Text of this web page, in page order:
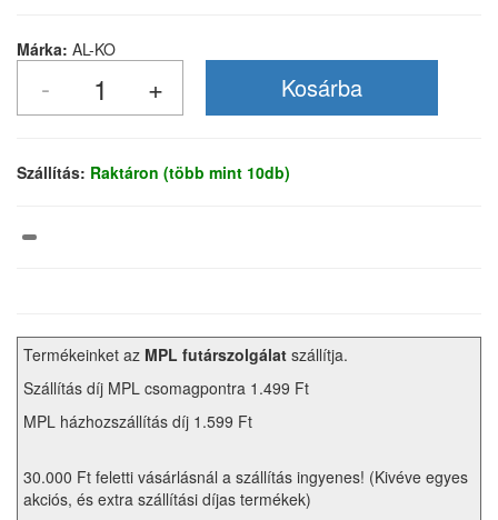
Márka: AL-KO
Szállítás: Raktáron (több mint 10db)
Termékeinket az MPL futárszolgálat szállítja.
Szállítás díj MPL csomagpontra 1.499 Ft
MPL házhozszállítás díj 1.599 Ft
30.000 Ft feletti vásárlásnál a szállítás ingyenes! (Kivéve egyes
akciós, és extra szállítási díjas termékek)